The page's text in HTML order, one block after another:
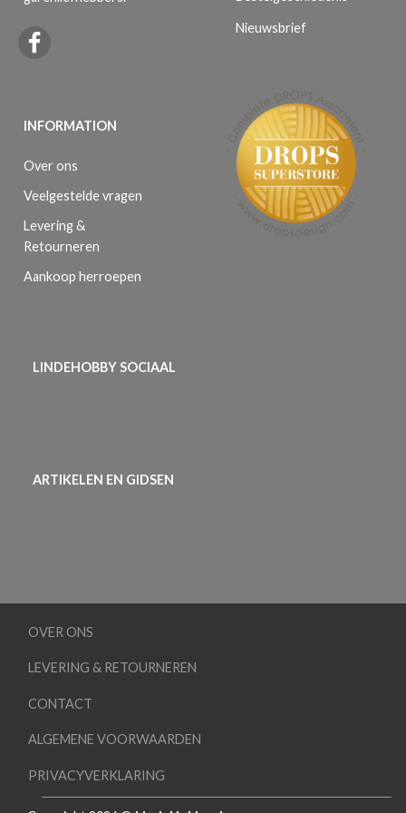
INFORMATION
Over ons
Veelgestelde vragen
Levering &
Retourneren
Aankoop herroepen
Nieuwsbrief
LINDEHOBBY SOCIAAL
ARTIKELEN EN GIDSEN
OVER ONS
LEVERING & RETOURNEREN
CONTACT
ALGEMENE VOORWAARDEN
PRIVACYVERKLARING